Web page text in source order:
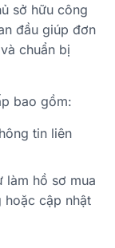
sở hữu công
đầu giúp đơn
chuẩn bị
bao gồm:
tin liên
làm hồ sơ mua
hoặc cập nhật